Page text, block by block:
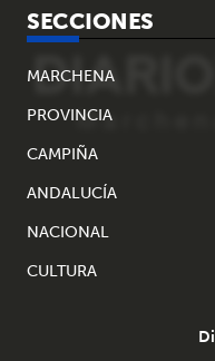
SECCIONES
MARCHENA
PROVINCIA
CAMPIÑA
ANDALUCÍA
NACIONAL
CULTURA